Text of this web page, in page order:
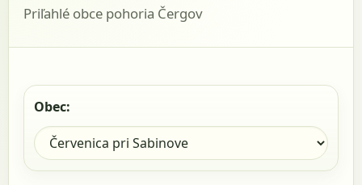
Priľahlé obce pohoria Čergov
Obec: